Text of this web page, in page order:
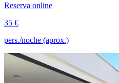
Reserva online
35 €
pers./noche (aprox.)